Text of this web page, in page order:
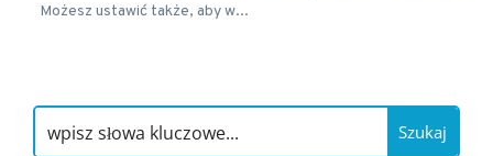
Możesz ustawić także, aby w...
Szukaj